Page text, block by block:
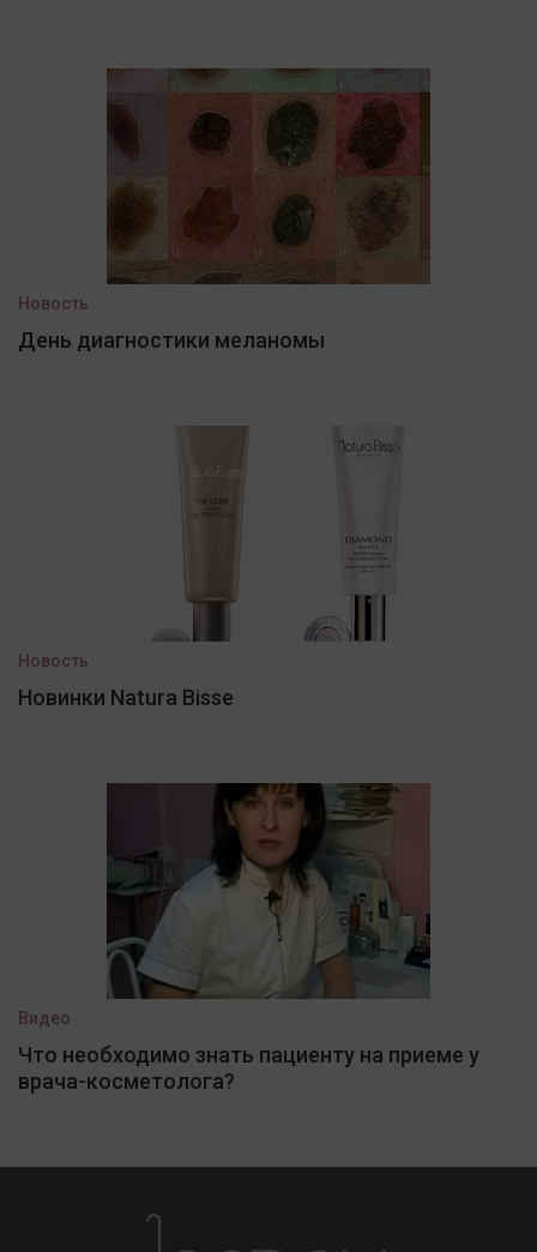
Новость
День диагностики меланомы
Новость
Новинки Natura Bisse
Видео
Что необходимо знать пациенту на приеме у
врача-косметолога?